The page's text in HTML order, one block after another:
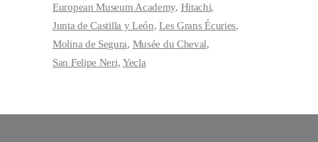
European Museum Academy Hitachi
Junta de Castilla y León Les Grans Écuries
Molina de Segura Musée du Cheval
San Felipe Neri Yecla